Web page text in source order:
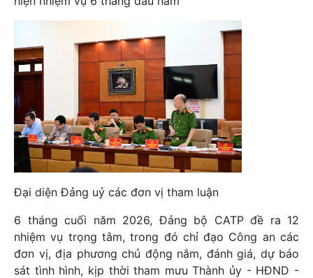
Đại diện Đảng uỷ các đơn vị tham luận
6 tháng cuối năm 2026, Đảng bộ CATP đề ra 12
nhiệm vụ trọng tâm, trong đó chỉ đạo Công an các
đơn vị, địa phương chủ động nắm, đánh giá, dự báo
sát tình hình, kịp thời tham mưu Thành ủy - HĐND -